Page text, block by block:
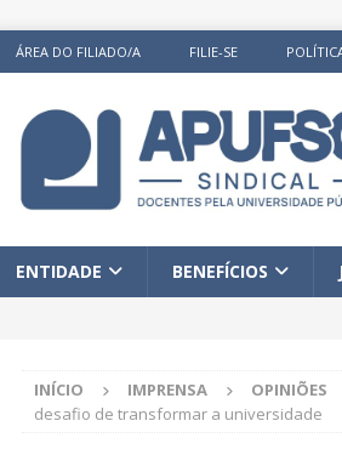
ÁREA DO FILIADO/A FILIE-SE
ENTIDADE BENEFÍCIOS
INÍCIO IMPRENSA OPINIÕES
desafio de transformar a universidade